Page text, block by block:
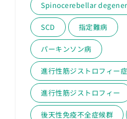
Spinocerebellar
SCD 指定難病
パーキンソン病
進行性筋ジストロフィー症
進行性筋ジストロフィー
後天性免疫不全症候群